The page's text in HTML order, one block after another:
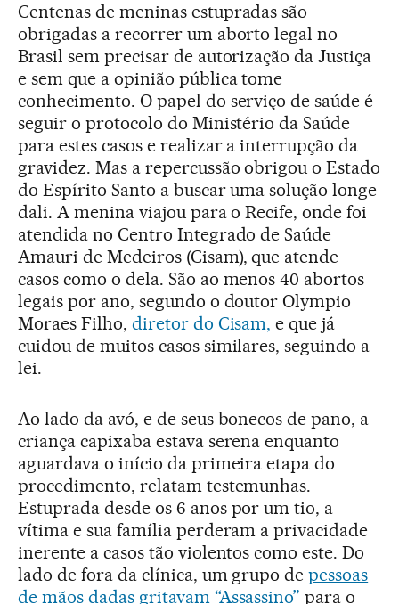
Centenas de meninas estupradas são
obrigadas a recorrer um aborto legal no
Brasil sem precisar de autorização da Justiça
e sem que a opinião pública tome
conhecimento. O papel do serviço de saúde é
seguir o protocolo do Ministério da Saúde
para estes casos e realizar a interrupção da
gravidez. Mas a repercussão obrigou o Estado
do Espírito Santo a buscar uma solução longe
dali. A menina viajou para o Recife, onde foi
atendida no Centro Integrado de Saúde
Amauri de Medeiros (Cisam), que atende
casos como o dela. São ao menos 40 abortos
legais por ano, segundo o doutor Olympio
Moraes Filho, diretor do Cisam, e que já
cuidou de muitos casos similares, seguindo a
lei.
Ao lado da avó, e de seus bonecos de pano, a
criança capixaba estava serena enquanto
aguardava o início da primeira etapa do
procedimento, relatam testemunhas.
Estuprada desde os 6 anos por um tio, a
vítima e sua família perderam a privacidade
inerente a casos tão violentos como este. Do
lado de fora da clínica, um grupo depessoas
de mãos dadas gritavam “Assassino” para o